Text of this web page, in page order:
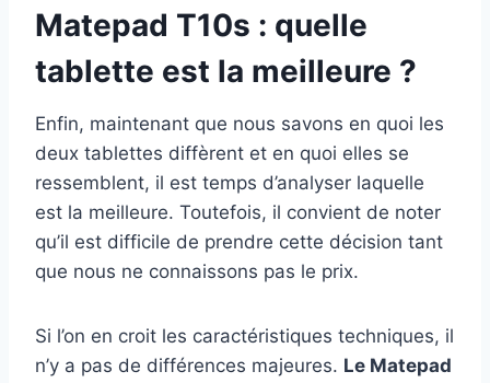
Matepad T10s : quelle
tablette est la meilleure ?
Enfin, maintenant que nous savons en quoi les
deux tablettes diffèrent et en quoi elles se
ressemblent, il est temps d’analyser laquelle
est la meilleure. Toutefois, il convient de noter
qu’il est difficile de prendre cette décision tant
que nous ne connaissons pas le prix.
Si l’on en croit les caractéristiques techniques, il
n’y a pas de différences majeures. Le Matepad